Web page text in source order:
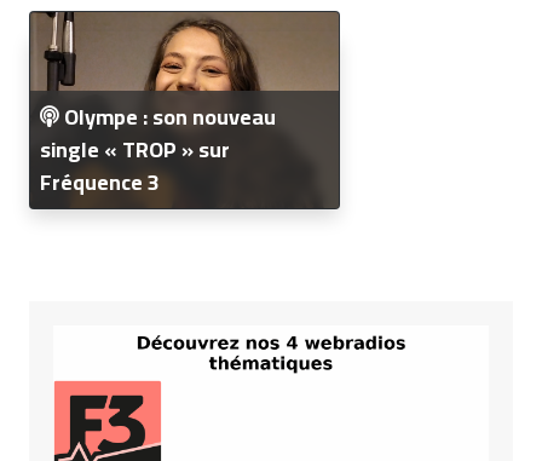
Olympe : son nouveau
single « TROP » sur
Fréquence 3